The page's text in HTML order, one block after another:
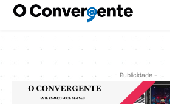
- Publicidade -